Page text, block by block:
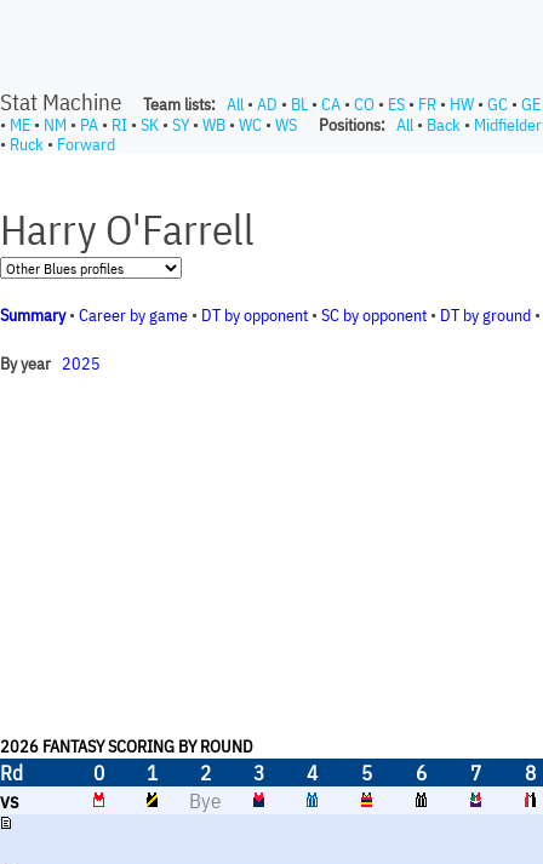
Stat Machine Team lists: All • AD • BL • CA • CO • ES • FR • HW • GC • GE
• ME • NM • PA • RI • SK • SY• WB • WC • WS Positions: All • Back • Midfielder
• Ruck • Forward